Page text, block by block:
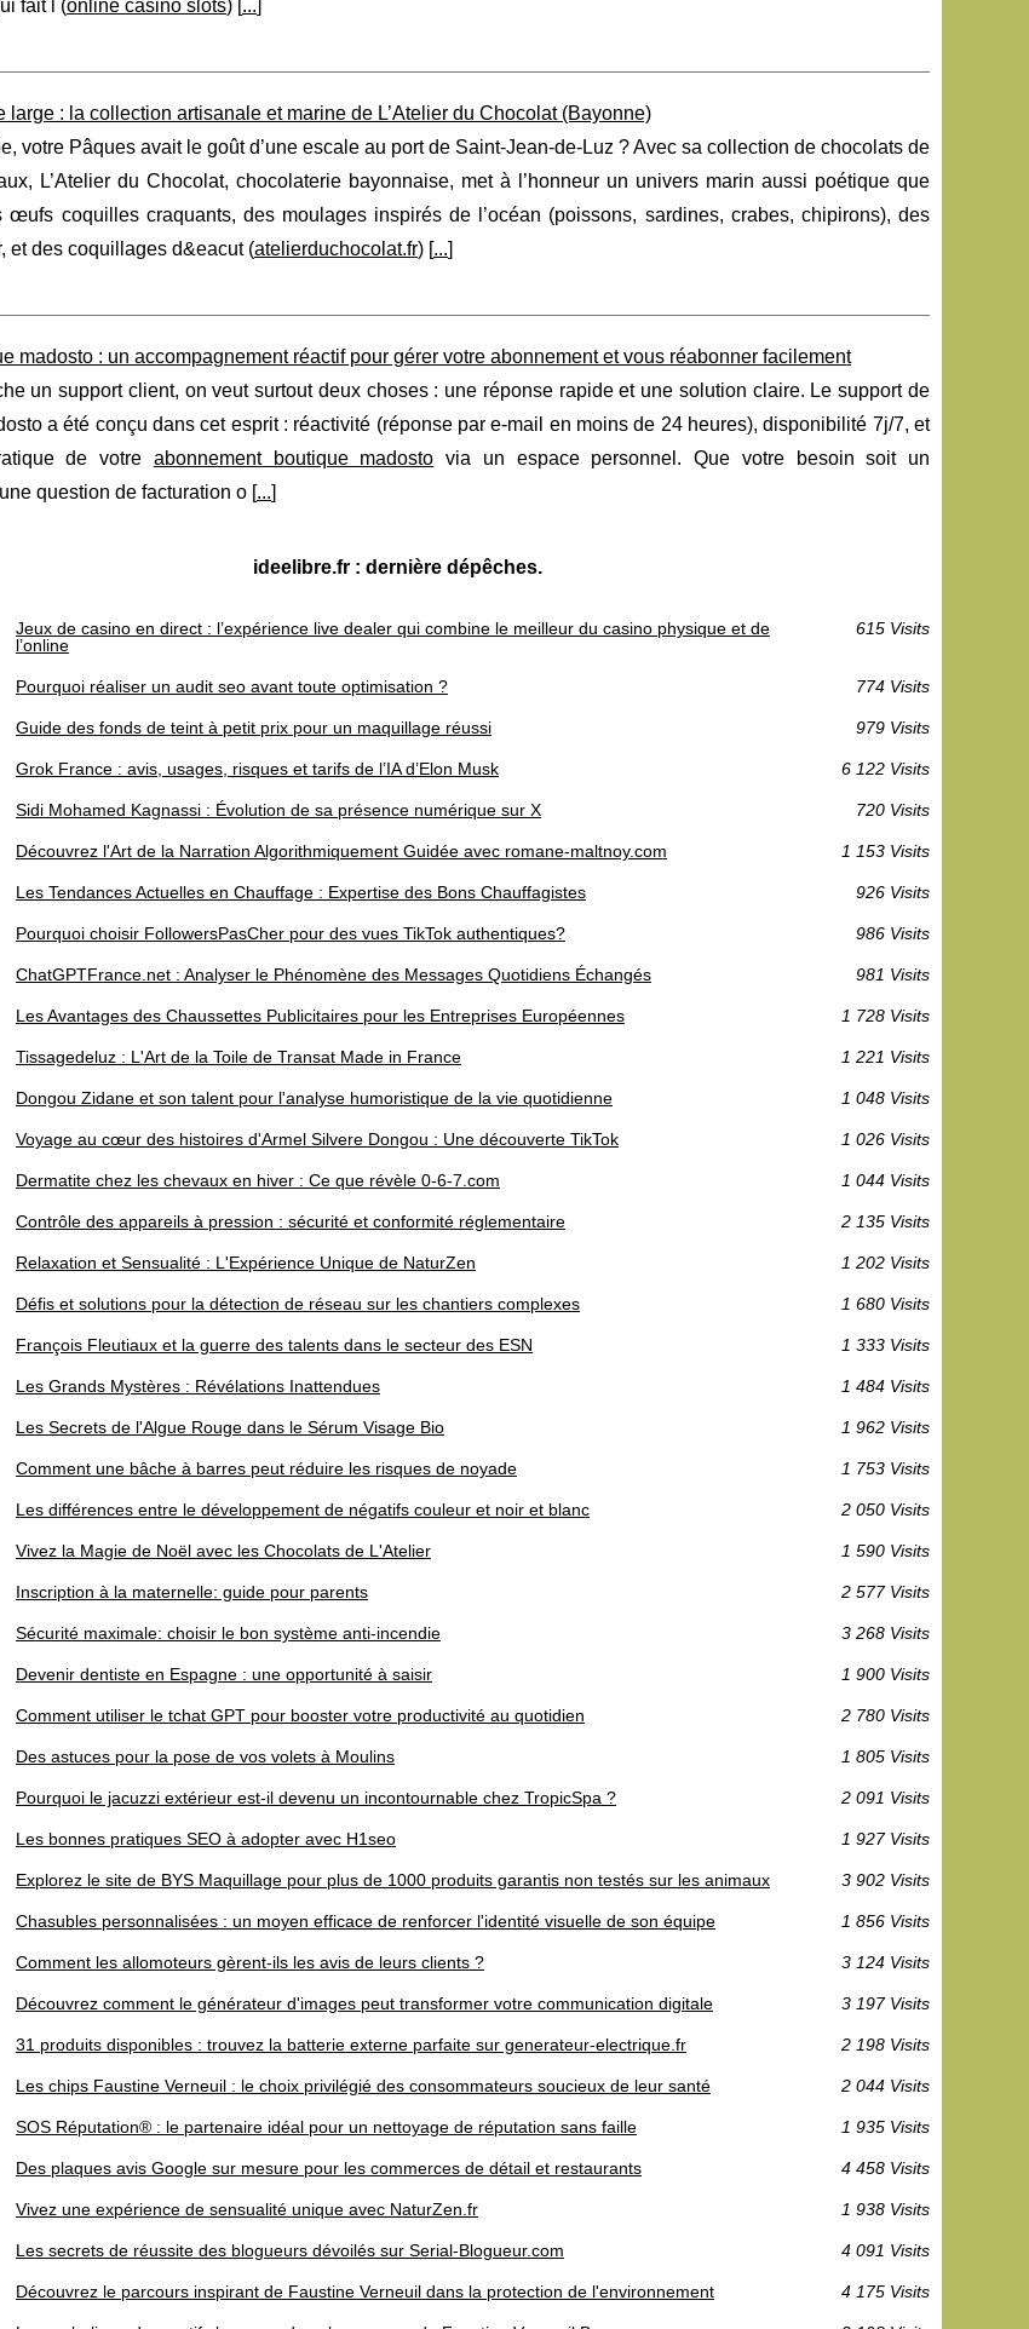
fait l (online casino slots) [...]
large : la collection artisanale et marine de L’Atelier du Chocolat (Bayonne)
votre Pâques avait le goût d’une escale au port de Saint-Jean-de-Luz ? Avec sa collection de chocolats de
L’Atelier du Chocolat, chocolaterie bayonnaise, met à l’honneur un univers marin aussi poétique que
œufs coquilles craquants, des moulages inspirés de l’océan (poissons, sardines, crabes, chipirons), des
et des coquillages d&eacut (atelierduchocolat.fr) [...]
madosto : un accompagnement réactif pour gérer votre abonnement et vous réabonner facilement
un support client, on veut surtout deux choses : une réponse rapide et une solution claire. Le support de
a été conçu dans cet esprit : réactivité (réponse par e-mail en moins de 24 heures), disponibilité 7j/7, et
de votre abonnement boutique madosto via un espace personnel. Que votre besoin soit un
question de facturation o [...]
ideelibre.fr : dernière dépêches.
Jeux de casino en direct : l’expérience live dealer qui combine le meilleur du casino physique et de
l’online
615 Visits
Pourquoi réaliser un audit seo avant toute optimisation ? 774 Visits
Guide des fonds de teint à petit prix pour un maquillage réussi 979 Visits
Grok France : avis, usages, risques et tarifs de l’IA d’Elon Musk 6 122 Visits
Sidi Mohamed Kagnassi : Évolution de sa présence numérique sur X 720 Visits
Découvrez l'Art de la Narration Algorithmiquement Guidée avec romane-maltnoy.com 1 153 Visits
Les Tendances Actuelles en Chauffage : Expertise des Bons Chauffagistes 926 Visits
Pourquoi choisir FollowersPasCher pour des vues TikTok authentiques? 986 Visits
ChatGPTFrance.net : Analyser le Phénomène des Messages Quotidiens Échangés 981 Visits
Les Avantages des Chaussettes Publicitaires pour les Entreprises Européennes 1 728 Visits
Tissagedeluz : L'Art de la Toile de Transat Made in France 1 221 Visits
Dongou Zidane et son talent pour l'analyse humoristique de la vie quotidienne 1 048 Visits
Voyage au cœur des histoires d'Armel Silvere Dongou : Une découverte TikTok 1 026 Visits
Dermatite chez les chevaux en hiver : Ce que révèle 0-6-7.com 1 044 Visits
Contrôle des appareils à pression : sécurité et conformité réglementaire 2 135 Visits
Relaxation et Sensualité : L'Expérience Unique de NaturZen 1 202 Visits
Défis et solutions pour la détection de réseau sur les chantiers complexes 1 680 Visits
François Fleutiaux et la guerre des talents dans le secteur des ESN 1 333 Visits
Les Grands Mystères : Révélations Inattendues 1 484 Visits
Les Secrets de l'Algue Rouge dans le Sérum Visage Bio 1 962 Visits
Comment une bâche à barres peut réduire les risques de noyade 1 753 Visits
Les différences entre le développement de négatifs couleur et noir et blanc 2 050 Visits
Vivez la Magie de Noël avec les Chocolats de L'Atelier 1 590 Visits
Inscription à la maternelle: guide pour parents 2 577 Visits
Sécurité maximale: choisir le bon système anti-incendie 3 268 Visits
Devenir dentiste en Espagne : une opportunité à saisir 1 900 Visits
Comment utiliser le tchat GPT pour booster votre productivité au quotidien 2 780 Visits
Des astuces pour la pose de vos volets à Moulins 1 805 Visits
Pourquoi le jacuzzi extérieur est-il devenu un incontournable chez TropicSpa ? 2 091 Visits
Les bonnes pratiques SEO à adopter avec H1seo 1 927 Visits
Explorez le site de BYS Maquillage pour plus de 1000 produits garantis non testés sur les animaux 3 902 Visits
Chasubles personnalisées : un moyen efficace de renforcer l'identité visuelle de son équipe 1 856 Visits
Comment les allomoteurs gèrent-ils les avis de leurs clients ? 3 124 Visits
Découvrez comment le générateur d'images peut transformer votre communication digitale 3 197 Visits
31 produits disponibles : trouvez la batterie externe parfaite sur generateur-electrique.fr 2 198 Visits
Les chips Faustine Verneuil : le choix privilégié des consommateurs soucieux de leur santé 2 044 Visits
SOS Réputation® : le partenaire idéal pour un nettoyage de réputation sans faille 1 935 Visits
Des plaques avis Google sur mesure pour les commerces de détail et restaurants 4 458 Visits
Vivez une expérience de sensualité unique avec NaturZen.fr 1 938 Visits
Les secrets de réussite des blogueurs dévoilés sur Serial-Blogueur.com 4 091 Visits
Découvrez le parcours inspirant de Faustine Verneuil dans la protection de l'environnement 4 175 Visits